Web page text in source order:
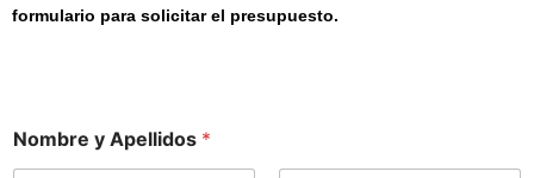
formulario para solicitar el presupuesto.
Nombre y Apellidos *